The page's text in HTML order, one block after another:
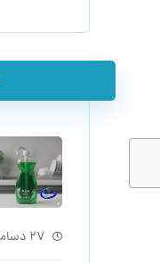
۲۷ دسامبر, ۲۰۲۵